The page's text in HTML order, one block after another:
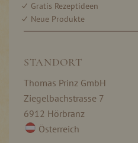
Gratis Rezeptideen
Neue Produkte
STANDORT
Thomas Prinz GmbH
Ziegelbachstrasse 7
6912 Hörbranz
Österreich